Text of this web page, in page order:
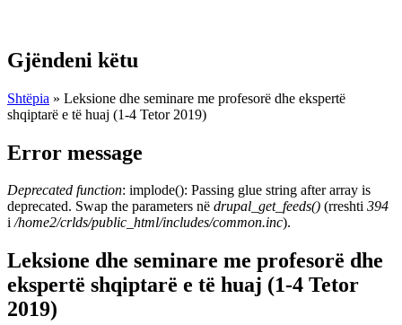
Gjëndeni këtu
Shtëpia » Leksione dhe seminare me profesorë dhe ekspertë
shqiptarë e të huaj (1-4 Tetor 2019)
Error message
Deprecated function: implode(): Passing glue string after array is
deprecated. Swap the parameters në drupal_get_feeds() (rreshti 394
i/home2/crlds/public_html/includes/common.inc).
Leksione dhe seminare me profesorë dhe
ekspertë shqiptarë e të huaj (1-4 Tetor
2019)